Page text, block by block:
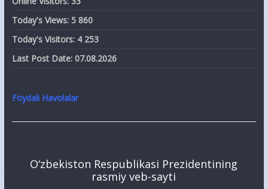
Today's Views: 5 860
Today's Visitors: 4 253
Last Post Date: 07.08.2026
Foydali Havolalar
O‘zbekiston Respublikasi Prezidentining
rasmiy veb-sayti